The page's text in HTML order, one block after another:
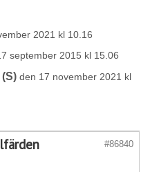
2021 kl 10.16
september 2015 kl 15.06
den 17 november 2021 kl
#86840